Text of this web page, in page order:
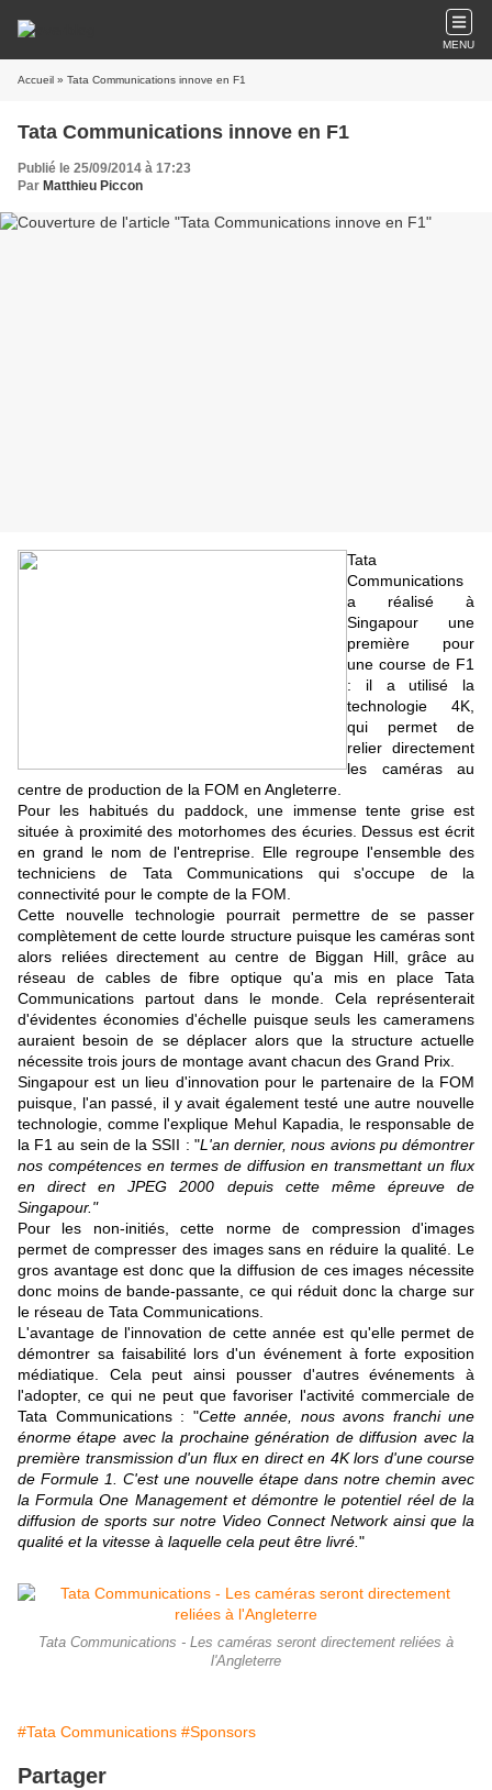
MENU
Accueil » Tata Communications innove en F1
Tata Communications innove en F1
Publié le 25/09/2014 à 17:23
Par Matthieu Piccon
Tata
Communications
a réalisé à
Singapour une
première pour
une course de F1
: il a utilisé la
technologie 4K,
qui permet de
relier directement
les caméras au
centre de production de la FOM en Angleterre.
Pour les habitués du paddock, une immense tente grise est
située à proximité des motorhomes des écuries. Dessus est écrit
en grand le nom de l'entreprise. Elle regroupe l'ensemble des
techniciens de Tata Communications qui s'occupe de la
connectivité pour le compte de la FOM.
Cette nouvelle technologie pourrait permettre de se passer
complètement de cette lourde structure puisque les caméras sont
alors reliées directement au centre de Biggan Hill, grâce au
réseau de cables de fibre optique qu'a mis en place Tata
Communications partout dans le monde. Cela représenterait
d'évidentes économies d'échelle puisque seuls les cameramens
auraient besoin de se déplacer alors que la structure actuelle
nécessite trois jours de montage avant chacun des Grand Prix.
Singapour est un lieu d'innovation pour le partenaire de la FOM
puisque, l'an passé, il y avait également testé une autre nouvelle
technologie, comme l'explique Mehul Kapadia, le responsable de
la F1 au sein de la SSII : "L'an dernier, nous avions pu démontrer
nos compétences en termes de diffusion en transmettant un flux
en direct en JPEG 2000 depuis cette même épreuve de
Singapour."
Pour les non-initiés, cette norme de compression d'images
permet de compresser des images sans en réduire la qualité. Le
gros avantage est donc que la diffusion de ces images nécessite
donc moins de bande-passante, ce qui réduit donc la charge sur
le réseau de Tata Communications.
L'avantage de l'innovation de cette année est qu'elle permet de
démontrer sa faisabilité lors d'un événement à forte exposition
médiatique. Cela peut ainsi pousser d'autres événements à
l'adopter, ce qui ne peut que favoriser l'activité commerciale de
Tata Communications : "Cette année, nous avons franchi une
énorme étape avec la prochaine génération de diffusion avec la
première transmission d'un flux en direct en 4K lors d'une course
de Formule 1. C'est une nouvelle étape dans notre chemin avec
la Formula One Management et démontre le potentiel réel de la
diffusion de sports sur notre Video Connect Network ainsi que la
qualité et la vitesse à laquelle cela peut être livré. "
Tata Communications - Les caméras seront directement reliées à
l'Angleterre
#Tata Communications #Sponsors
Partager